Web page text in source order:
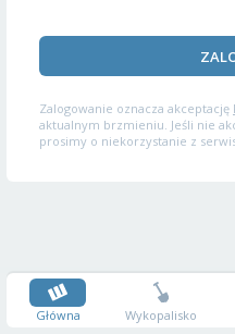
Zalogowanie oznacza akceptację
aktualnym brzmieniu. Jeśli nie
prosimy o niekorzystanie z
Główna Wykopalisko